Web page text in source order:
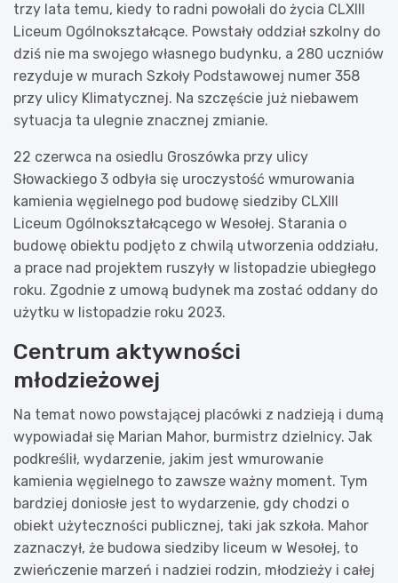
trzy lata temu, kiedy to radni powołali do życia CLXIII
Liceum Ogólnokształcące. Powstały oddział szkolny do
dziś nie ma swojego własnego budynku, a 280 uczniów
rezyduje w murach Szkoły Podstawowej numer 358
przy ulicy Klimatycznej. Na szczęście już niebawem
sytuacja ta ulegnie znacznej zmianie.
22 czerwca na osiedlu Groszówka przy ulicy
Słowackiego 3 odbyła się uroczystość wmurowania
kamienia węgielnego pod budowę siedziby CLXIII
Liceum Ogólnokształcącego w Wesołej. Starania o
budowę obiektu podjęto z chwilą utworzenia oddziału,
a prace nad projektem ruszyły w listopadzie ubiegłego
roku. Zgodnie z umową budynek ma zostać oddany do
użytku w listopadzie roku 2023.
Centrum aktywności
młodzieżowej
Na temat nowo powstającej placówki z nadzieją i dumą
wypowiadał się Marian Mahor, burmistrz dzielnicy. Jak
podkreślił, wydarzenie, jakim jest wmurowanie
kamienia węgielnego to zawsze ważny moment. Tym
bardziej doniosłe jest to wydarzenie, gdy chodzi o
obiekt użyteczności publicznej, taki jak szkoła. Mahor
zaznaczył, że budowa siedziby liceum w Wesołej, to
zwieńczenie marzeń i nadziei rodzin, młodzieży i całej